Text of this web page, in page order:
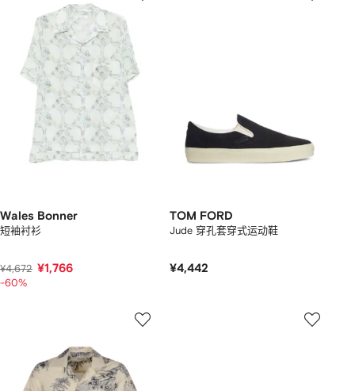
Wales Bonner
短袖衬衫
¥4,672 ¥1,766
-60%
TOM FORD
Jude 穿孔套穿式运动鞋
¥4,442